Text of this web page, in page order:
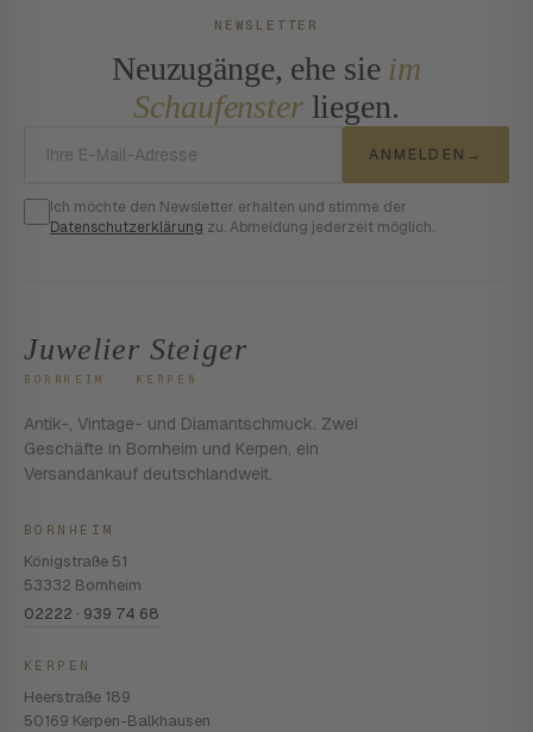
NEWSLETTER
Neuzugänge, ehe sie im
Schaufensterliegen.
ANMELDEN →
Ich möchte den Newsletter erhalten und stimme der
Datenschutzerklärung zu. Abmeldung jederzeit möglich.
Juwelier Steiger
BORNHEIM · KERPEN
Antik-, Vintage- und Diamantschmuck. Zwei
Geschäfte in Bornheim und Kerpen, ein
Versandankauf deutschlandweit.
BORNHEIM
Königstraße 51
53332 Bornheim
02222 · 939 74 68
KERPEN
Heerstraße 189
50169 Kerpen-Balkhausen